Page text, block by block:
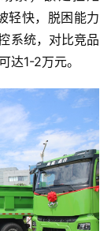
轻快，脱困能力
系统，对比竞品
达1-2万元。